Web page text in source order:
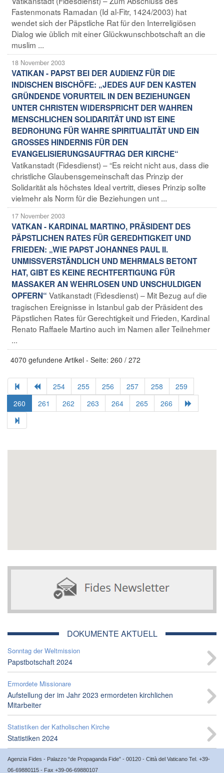
Fastenmonats Ramadan (Id al-Fitr, 1424/2003) hat
wendet sich der Päpstliche Rat für den Interreligiösen
Dialog wie üblich mit einer Glückwunschbotschaft an die
muslim ...
18 November 2003
VATIKAN - PAPST BEI DER AUDIENZ FÜR DIE
INDISCHEN BISCHÖFE: „JEDES AUF DEN KASTEN
GRÜNDENDE VORURTEIL IN DEN BEZIEHUNGEN
UNTER CHRISTEN WIDERSPRICHT DER WAHREN
MENSCHLICHEN SOLIDARITÄT UND IST EINE
BEDROHUNG FÜR WAHRE SPIRITUALITÄT UND EIN
GROSSES HINDERNIS FÜR DEN
EVANGELISIERUNGSAUFTRAG DER KIRCHE“
Vatikanstadt (Fidesdienst) – “Es reicht nicht aus, dass die
christliche Glaubensgemeinschaft das Prinzip der
Solidarität als höchstes Ideal vertritt, dieses Prinzip sollte
vielmehr als Norm für die Beziehungen unt ...
17 November 2003
VATKAN - KARDINAL MARTINO, PRÄSIDENT DES
PÄPSTLICHEN RATES FÜR GEREDHTIGKEIT UND
FRIEDEN: „WIE PAPST JOHANNES PAUL II.
UNMISSVERSTÄNDLICH UND MEHRMALS BETONT
HAT, GIBT ES KEINE RECHTFERTIGUNG FÜR
MASSAKER AN WEHRLOSEN UND UNSCHULDIGEN
OPFERN“ Vatikanstadt (Fidesdienst) – Mit Bezug auf die
tragischen Ereignisse in Istanbul gab der Präsident des
Päpstlichen Rates für Gerechtigkeit und Frieden, Kardinal
Renato Raffaele Martino auch im Namen aller Teilnehmer
...
4070 gefundene Artikel - Seite: 260 / 272
254 255 256 257 258
259
260
261 262 263 264 265 266
DOKUMENTE AKTUELL
Sonntag der Weltmission
Papstbotschaft 2024
Ermordete Missionare
Aufstellung der im Jahr 2023 ermordeten kirchlichen
Mitarbeiter
Statistiken der Katholischen Kirche
Statistiken 2024
Agenzia Fides - Palazzo “de Propaganda Fide” - 00120 - Città del Vaticano Tel. +39-
06-69880115 - Fax +39-06-69880107